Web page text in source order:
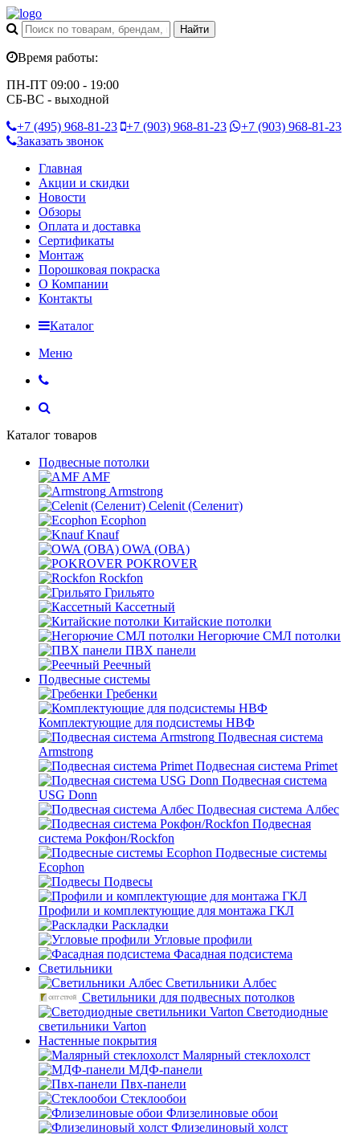
Время работы:
ПН-ПТ 09:00 - 19:00
СБ-ВС - выходной
+7 (495) 968-81-23 +7 (903) 968-81-23 +7 (903) 968-81-23
Заказать звонок
Главная
Акции и скидки
Новости
Обзоры
Оплата и доставка
Сертификаты
Монтаж
Порошковая покраска
О Компании
Контакты
Каталог
Меню
Каталог товаров
Подвесные потолки
AMF
Armstrong
Celenit (Селенит)
Ecophon
Knauf
OWA (ОВА)
POKROVER
Rockfon
Грильято
Кассетный
Китайские потолки
Негорючие СМЛ потолки
ПВХ панели
Реечный
Подвесные системы
Гребенки
Комплектующие для подсистемы НВФ
Подвесная система
Armstrong
Подвесная система Primet
Подвесная система
USG Donn
Подвесная система Албес
Подвесная
система Рокфон/Rockfon
Подвесные системы
Ecophon
Подвесы
Профили и комплектующие для монтажа ГКЛ
Раскладки
Угловые профили
Фасадная подсистема
Светильники
Светильники Албес
Светильники для подвесных потолков
Светодиодные
светильники Varton
Настенные покрытия
Малярный стеклохолст
МДФ-панели
Пвх-панели
Стеклообои
Флизелиновые обои
Флизелиновый холст